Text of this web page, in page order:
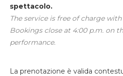
spettacolo.
The service is free of charge
Bookings close at 4:00 p.m. on
performance.
La prenotazione è valida